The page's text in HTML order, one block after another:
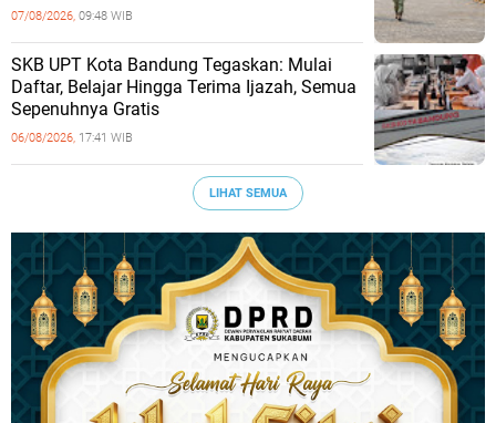
07/08/2026, 09:48 WIB
SKB UPT Kota Bandung Tegaskan: Mulai
Daftar, Belajar Hingga Terima Ijazah, Semua
Sepenuhnya Gratis
06/08/2026, 17:41 WIB
LIHAT SEMUA